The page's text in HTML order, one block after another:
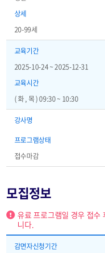
상세
20-99세
교육기간
2025-10-24 ~ 2025-12-31
교육시간
( 화 , 목 ) 09:30 ~ 10:30
강사명
프로그램상태
접수마감
모집정보
유료 프로그램일 경우 접수
니다.
감면자신청기간